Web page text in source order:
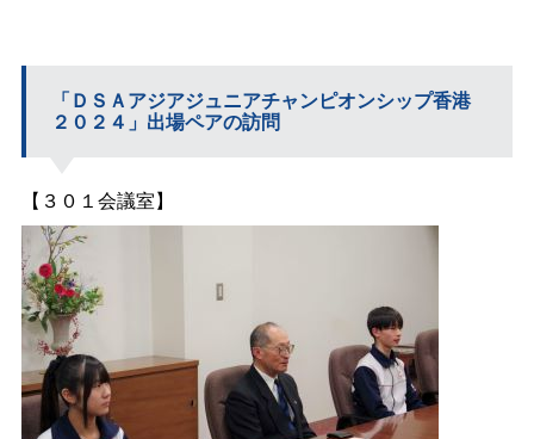
「ＤＳＡアジアジュニアチャンピオンシップ香港
２０２４」出場ペアの訪問
【３０１会議室】